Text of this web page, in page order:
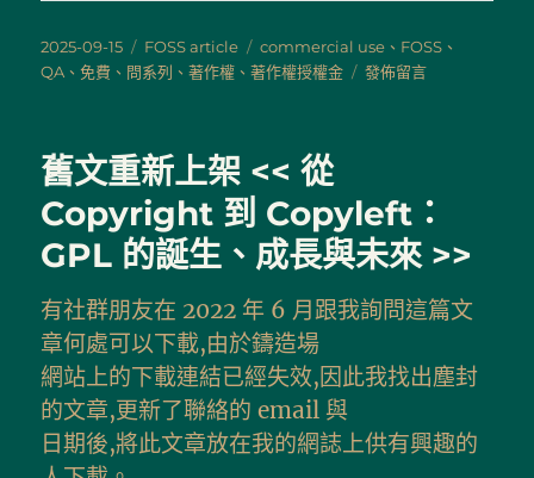
發
佈
2025-09-15
分
類
FOSS article
標
籤
commercial use 、 FOSS 、
QA 、免費 、 問系列 、著作權 、著作權授權金
在
源
軟
體
是
免
的
發佈留言
舊文重新上架 << 從
Copyright 到 Copyleft：
GPL 的誕生、成長與未來 >>
有社群朋友在 2022 年 6 月跟我詢問這篇文
章何處可以下載,由於鑄造場
網站上的下載連結已經失效,因此我找出塵封
的文章,更新了聯絡的 email 與
日期後,將此文章放在我的網誌上供有興趣的